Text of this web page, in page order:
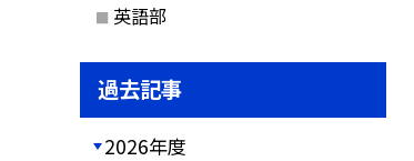
英語部
過去記事
2026年度